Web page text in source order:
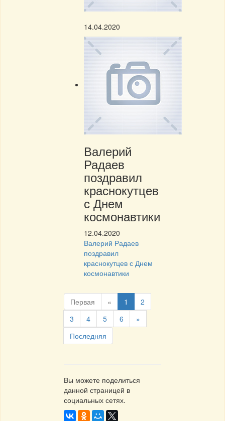
14.04.2020
Валерий
Радаев
поздравил
краснокутцев
с Днем
космонавтики
12.04.2020
Валерий Радаев
поздравил
краснокутцев с Днем
космонавтики
Первая « 1
2
3
4 5 6
»
Последняя
Вы можете поделиться
данной страницей в
социальных сетях.